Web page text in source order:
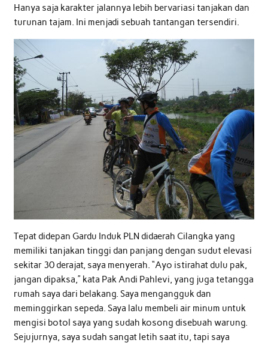
Hanya saja karakter jalannya lebih bervariasi tanjakan dan
turunan tajam. Ini menjadi sebuah tantangan tersendiri.
Tepat didepan Gardu Induk PLN didaerah Cilangka yang
memiliki tanjakan tinggi dan panjang dengan sudut elevasi
sekitar 30 derajat, saya menyerah. “Ayo istirahat dulu pak,
jangan dipaksa,” kata Pak Andi Pahlevi, yang juga tetangga
rumah saya dari belakang. Saya mengangguk dan
meminggirkan sepeda. Saya lalu membeli air minum untuk
mengisi botol saya yang sudah kosong disebuah warung.
Sejujurnya, saya sudah sangat letih saat itu, tapi saya